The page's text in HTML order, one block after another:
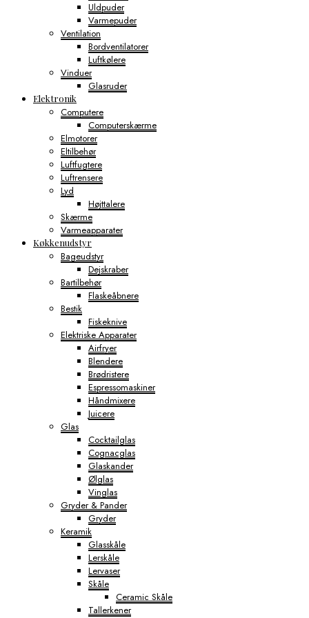
Uldpuder
Varmepuder
Ventilation
Bordventilatorer
Luftkølere
Vinduer
Glasruder
Elektronik
Computere
Computerskærme
Elmotorer
Eltilbehør
Luftfugtere
Luftrensere
Lyd
Højttalere
Skærme
Varmeapparater
Køkkenudstyr
Bageudstyr
Dejskraber
Bartilbehør
Flaskeåbnere
Bestik
Fiskeknive
Elektriske Apparater
Airfryer
Blendere
Brødristere
Espressomaskiner
Håndmixere
Juicere
Glas
Cocktailglas
Cognacglas
Glaskander
Ølglas
Vinglas
Gryder & Pander
Gryder
Keramik
Glasskåle
Lerskåle
Lervaser
Skåle
Ceramic Skåle
Tallerkener